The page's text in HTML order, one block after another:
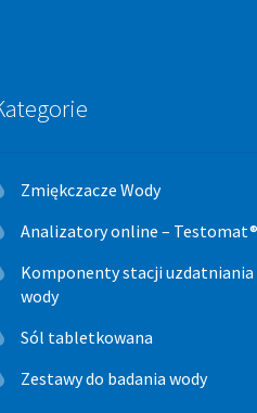
Zmiękczacze Wody
Analizatory online – Testomat®
Komponenty stacji uzdatniania
wody
Sól tabletkowana
Zestawy do badania wody